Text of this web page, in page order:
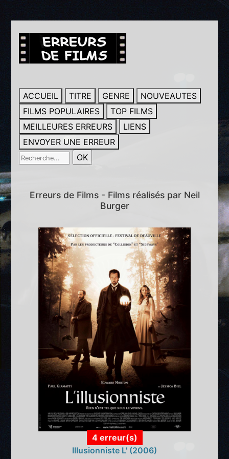
ACCUEIL TITRE GENRE
NOUVEAUTES
FILMS POPULAIRES
TOP FILMS
MEILLEURES ERREURS
LIENS
ENVOYER UNE ERREUR
Erreurs de Films - Films réalisés par Neil
Burger
4 erreur(s)
Illusionniste L' (2006)